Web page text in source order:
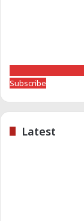
Subscribe
Latest